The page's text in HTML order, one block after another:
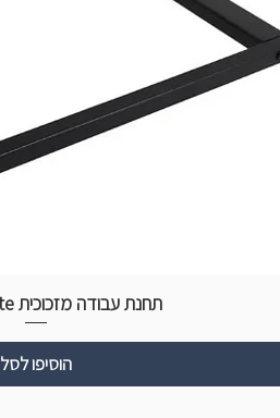
תחנת עבודה מזכוכית Monte Marte
הוסיפו לסל